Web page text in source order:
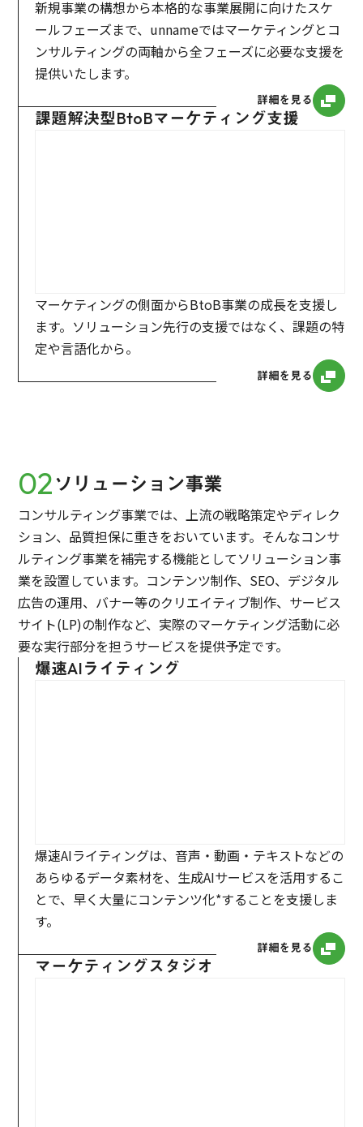
新規事業の構想から本格的な事業展開に向けたスケ
ールフェーズまで、unnameではマーケティングとコ
ンサルティングの両軸から全フェーズに必要な支援を
提供いたします。
詳細を見る
課題解決型BtoBマーケティング支援
マーケティングの側面からBtoB事業の成長を支援し
ます。ソリューション先行の支援ではなく、課題の特
定や言語化から。
詳細を見る
02ソリューション事業
コンサルティング事業では、上流の戦略策定やディレク
ション、品質担保に重きをおいています。そんなコンサ
ルティング事業を補完する機能としてソリューション事
業を設置しています。コンテンツ制作、SEO、デジタル
広告の運用、バナー等のクリエイティブ制作、サービス
サイト(LP)の制作など、実際のマーケティング活動に必
要な実行部分を担うサービスを提供予定です。
爆速AIライティング
爆速AIライティングは、音声・動画・テキストなどの
あらゆるデータ素材を、生成AIサービスを活用するこ
とで、早く大量にコンテンツ化*することを支援しま
す。
詳細を見る
マーケティングスタジオ